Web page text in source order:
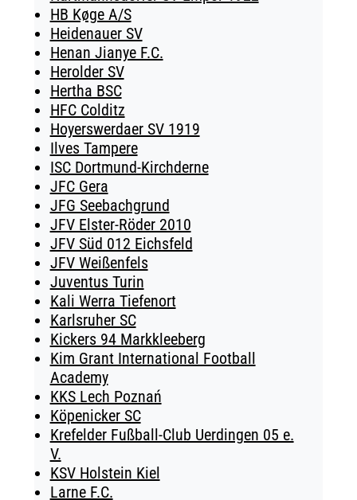
HB Køge A/S
Heidenauer SV
Henan Jianye F.C.
Herolder SV
Hertha BSC
HFC Colditz
Hoyerswerdaer SV 1919
Ilves Tampere
ISC Dortmund-Kirchderne
JFC Gera
JFG Seebachgrund
JFV Elster-Röder 2010
JFV Süd 012 Eichsfeld
JFV Weißenfels
Juventus Turin
Kali Werra Tiefenort
Karlsruher SC
Kickers 94 Markkleeberg
Kim Grant International Football
Academy
KKS Lech Poznań
Köpenicker SC
Krefelder Fußball-Club Uerdingen 05 e.
V.
KSV Holstein Kiel
Larne F.C.